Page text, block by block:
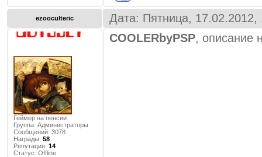
ezooculteric Дата: Пятница,
Геймер на пенсии
Группа: Администраторы
Сообщений: 3078
Награды: 58
Репутация: 14
Статус: Offline
COOLERbyPSP, описание